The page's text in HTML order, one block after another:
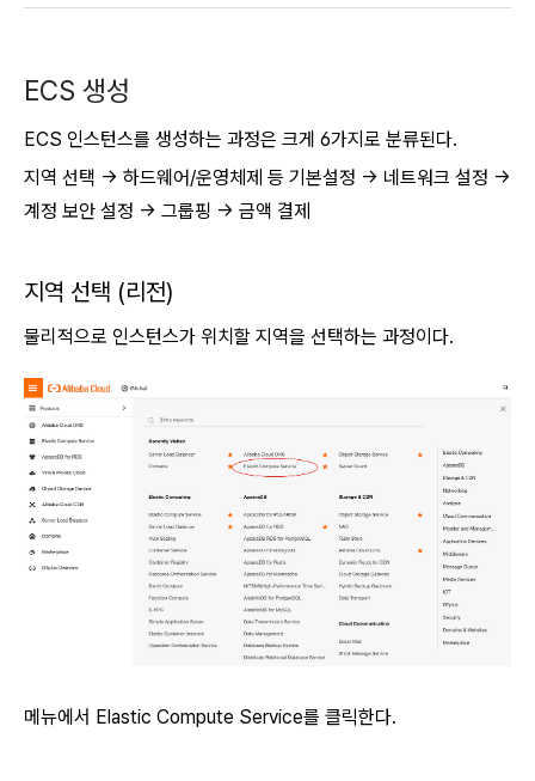
ECS 생성
ECS 인스턴스를 생성하는 과정은 크게 6가지로 분류된다.
지역 선택 -> 하드웨어/운영체제 등 기본설정 -> 네트워크 설정 ->
계정 보안 설정 -> 그룹핑 -> 금액 결제
지역 선택 (리전)
물리적으로 인스턴스가 위치할 지역을 선택하는 과정이다.
메뉴에서 Elastic Compute Service를 클릭한다.